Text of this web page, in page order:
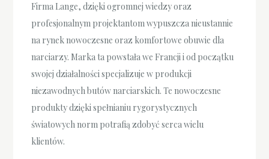
Firma Lange, dzięki ogromnej wiedzy oraz
profesjonalnym projektantom wypuszcza nieustannie
na rynek nowoczesne oraz komfortowe obuwie dla
narciarzy. Marka ta powstała we Francji i od początku
swojej działalności specjalizuje w produkcji
niezawodnych butów narciarskich. Te nowoczesne
produkty dzięki spełnianiu rygorystycznych
światowych norm potrafią zdobyć serca wielu
klientów.